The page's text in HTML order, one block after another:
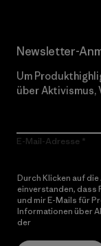
Newsletter-
Um
über Aktivismus,
E-Mail-Adresse
Durch Klicken auf
einverstanden, dass
und mir E-Mails für
Informationen über
der